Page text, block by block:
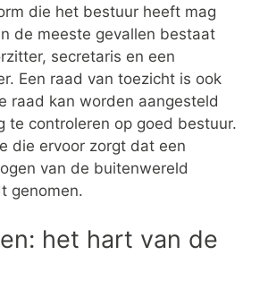
die het bestuur heeft mag
de meeste gevallen bestaat
secretaris en een
Een raad van toezicht is ook
raad kan worden aangesteld
te controleren op goed bestuur.
die ervoor zorgt dat een
van de buitenwereld
genomen.
het hart van de